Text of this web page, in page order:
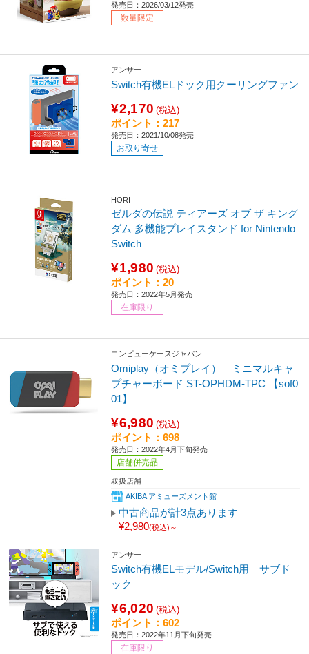
発売日：2026/03/12発売
数量限定
アンサー
Switch有機ELドック用クーリングファン
¥2,170 (税込)
ポイント：217
発売日：2021/10/08発売
お取り寄せ
HORI
ゼルダの伝説 ティアーズ オブ ザ キング
ダム 多機能プレイスタンド for Nintendo
Switch
¥1,980 (税込)
ポイント：20
発売日：2022年5月発売
在庫限り
コンピューケースジャパン
Omiplay（オミプレイ） ミニマルキャ
プチャーボード ST-OPHDM-TPC 【sof0
01】
¥6,980 (税込)
ポイント：698
発売日：2022年4月下旬発売
店舗併売品
取扱店舗
AKIBA アミューズメント館
中古商品が計3点あります
¥2,980(税込)～
アンサー
Switch有機ELモデル/Switch用 サブド
ック
¥6,020 (税込)
ポイント：602
発売日：2022年11月下旬発売
在庫限り